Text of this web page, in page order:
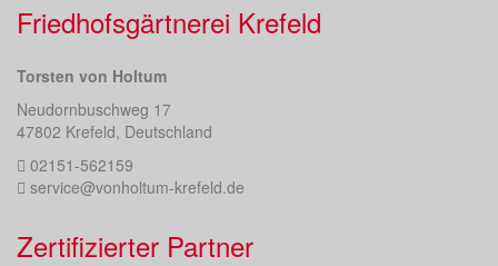
Friedhofsgärtnerei Krefeld
Torsten von Holtum
Neudornbuschweg 17
47802 Krefeld, Deutschland
02151-562159
service@vonholtum-krefeld.de
Zertifizierter Partner